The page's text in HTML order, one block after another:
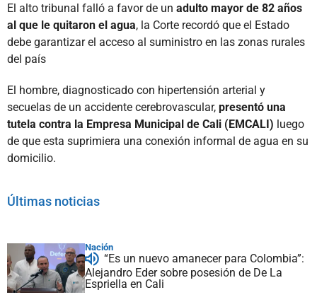
El alto tribunal falló a favor de un adulto mayor de 82 años
al que le quitaron el agua, la Corte recordó que el Estado
debe garantizar el acceso al suministro en las zonas rurales
del país
El hombre, diagnosticado con hipertensión arterial y
secuelas de un accidente cerebrovascular, presentó una
tutela contra la Empresa Municipal de Cali (EMCALI) luego
de que esta suprimiera una conexión informal de agua en su
domicilio.
Últimas noticias
Nación
“Es un nuevo amanecer para Colombia”:
Alejandro Eder sobre posesión de De La
Espriella en Cali